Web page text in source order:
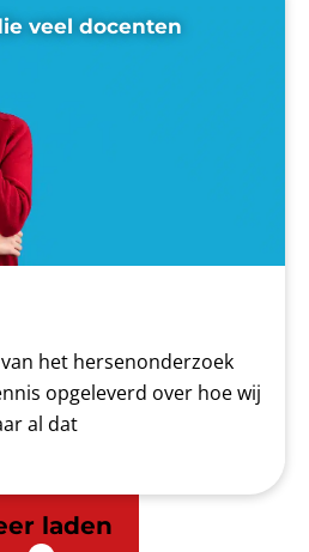
veel docenten
het hersenonderzoek
opgeleverd over hoe wij
al dat
laden